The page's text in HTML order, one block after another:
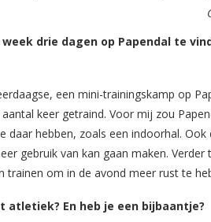
drie dagen op Papendal te
een mini-trainingskamp op
keer getraind. Voor mij zou
daar hebben, zoals een indoorhal.
gebruik van kan gaan maken. Verder
trainen om in de avond meer rust te
atletiek? En heb je een bijbaantje?